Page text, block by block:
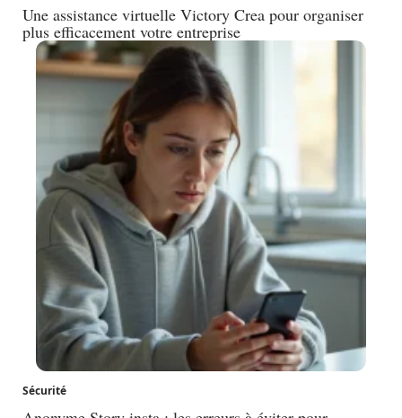
Une assistance virtuelle Victory Crea pour organiser
plus efficacement votre entreprise
Sécurité